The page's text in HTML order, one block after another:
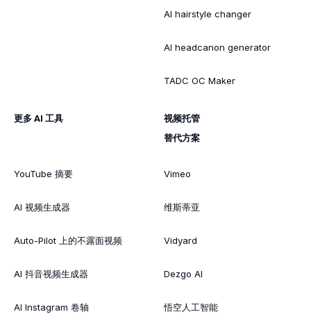
AI hairstyle changer
AI headcanon generator
TADC OC Maker
更多 AI 工具
YouTube 摘要
AI 视频生成器
Auto-Pilot 上的不露面视频
AI 抖音视频生成器
AI Instagram 卷轴
视频托管
替代方案
Vimeo
维斯蒂亚
Vidyard
Dezgo AI
悟空人工智能